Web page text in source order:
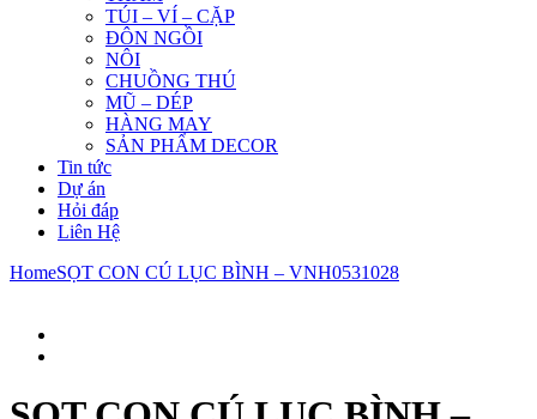
TÚI – VÍ – CẶP
ĐÔN NGỒI
NÔI
CHUỒNG THÚ
MŨ – DÉP
HÀNG MAY
SẢN PHẨM DECOR
Tin tức
Dự án
Hỏi đáp
Liên Hệ
HomeSỌT CON CÚ LỤC BÌNH – VNH0531028